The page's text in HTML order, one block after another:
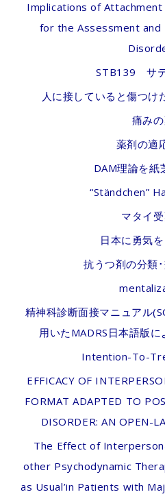
Implications of
for the Assessment
STB139 サ
人に接していると傷つけ
痛み
薬剤の適
DAM理論を紙
“Ständchen”
マタイ
日本に勇気
抗うつ剤の分類
精神科診断面接マニュアル
用いたMADRS日本語版
Intention-To-
EFFICACY OF
FORMAT ADAPTED TO
DISORDER: AN OPEN-
The Effect of
other Psychodynamic
as Usual’in Patients with